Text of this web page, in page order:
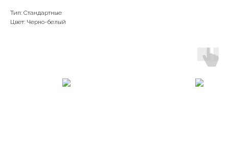
Тип: Стандартные
Цвет: Черно-белый